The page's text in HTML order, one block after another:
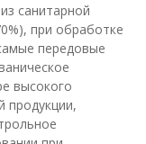
санитарной
при обработке
передовые
высокого
продукции,